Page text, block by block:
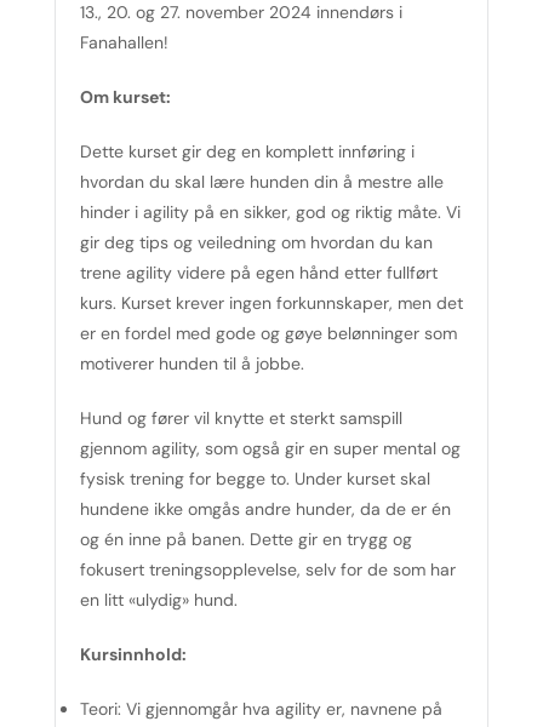
13., 20. og 27. november 2024 innendørs i
Fanahallen!
Om kurset:
Dette kurset gir deg en komplett innføring i
hvordan du skal lære hunden din å mestre alle
hinder i agility på en sikker, god og riktig måte. Vi
gir deg tips og veiledning om hvordan du kan
trene agility videre på egen hånd etter fullført
kurs. Kurset krever ingen forkunnskaper, men det
er en fordel med gode og gøye belønninger som
motiverer hunden til å jobbe.
Hund og fører vil knytte et sterkt samspill
gjennom agility, som også gir en super mental og
fysisk trening for begge to. Under kurset skal
hundene ikke omgås andre hunder, da de er én
og én inne på banen. Dette gir en trygg og
fokusert treningsopplevelse, selv for de som har
en litt «ulydig» hund.
Kursinnhold:
Teori: Vi gjennomgår hva agility er, navnene på